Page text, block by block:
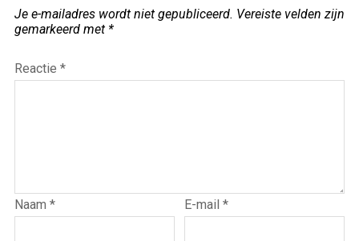
Je e-mailadres wordt niet gepubliceerd. Vereiste velden zijn
gemarkeerd met *
Reactie *
Naam * E-mail*